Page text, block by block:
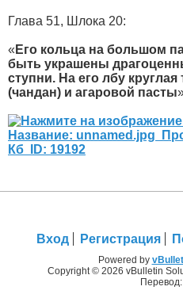
Глава 51, Шлока 20:
« Его кольца на большом
быть украшены
ступни. На его лбу круглая
(чандан) и агаровой пасты
Вход Регистрация
Powered by
Copyright © 2026 vBulletin
Перевод: